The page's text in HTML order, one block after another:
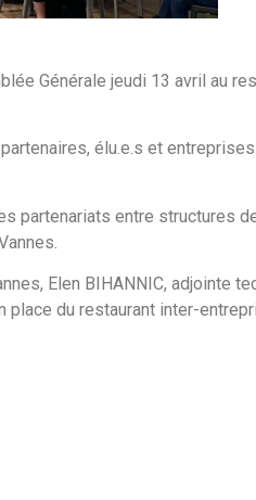
Générale jeudi 13 avril au
élu.e.s et
partenariats entre structures
Elen BIHANNIC, adjointe
place du restaurant inter-